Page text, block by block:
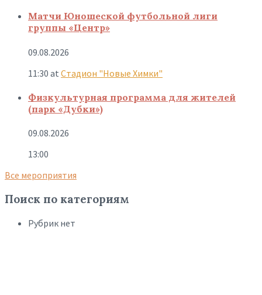
Матчи Юношеской футбольной лиги
группы «Центр»
09.08.2026
11:30 at Стадион "Новые Химки"
Физкультурная программа для жителей
(парк «Дубки»)
09.08.2026
13:00
Все мероприятия
Поиск по категориям
Рубрик нет